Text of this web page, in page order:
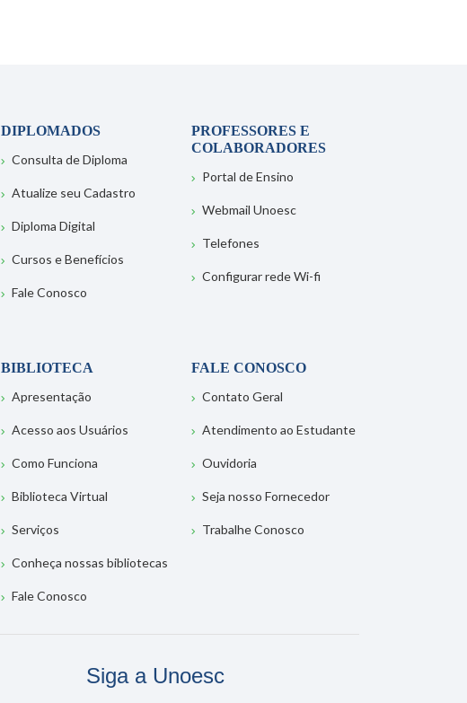
DIPLOMADOS
Consulta de Diploma
Atualize seu Cadastro
Diploma Digital
Cursos e Benefícios
Fale Conosco
PROFESSORES E
COLABORADORES
Portal de Ensino
Webmail Unoesc
Telefones
Configurar rede Wi-fi
BIBLIOTECA
Apresentação
Acesso aos Usuários
Como Funciona
Biblioteca Virtual
Serviços
Conheça nossas bibliotecas
Fale Conosco
FALE CONOSCO
Contato Geral
Atendimento ao Estudante
Ouvidoria
Seja nosso Fornecedor
Trabalhe Conosco
Siga a Unoesc